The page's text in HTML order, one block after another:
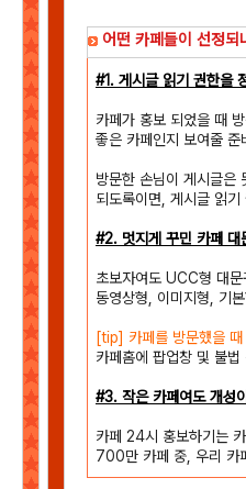
어떤 카페들이 선정되
#1. 게시글 읽기 권한을
카페가 홍보 되었을 때
좋은 카페인지 보여줄 준
방문한 손님이 게시글은
되도록이면, 게시글 읽
#2. 멋지게 꾸민 카페 대
초보자여도 UCC형 대문
동영상형, 이미지형, 기
[tip] 카페를 방문했을 때
카페홈에 팝업창 및 불
#3. 작은 카페여도 개성
카페 24시 홍보하기는
700만 카페 중, 우리 카